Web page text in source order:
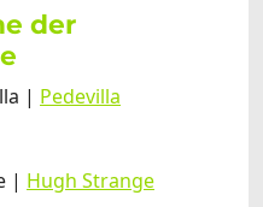
der
| Pedevilla
| Hugh Strange